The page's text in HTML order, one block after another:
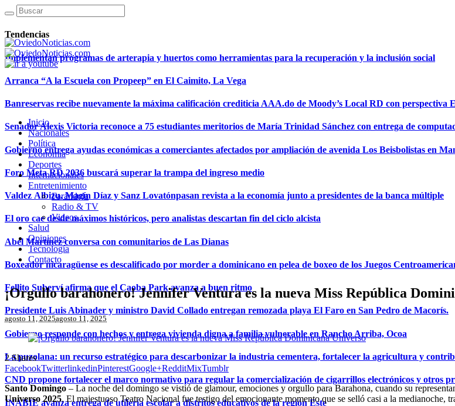
Tendencias
Implementan programas de arterapia y huertos como herramientas para la recuperación y la inclusión social
Arranca “A la Escuela con Propeep” en El Caimito, La Vega
Banreservas recibe nuevamente la máxima calificación crediticia AAA.do de Moody’s Local RD con perspectiva
Senador Alexis Victoria reconoce a 75 estudiantes meritorios de María Trinidad Sánchez con entrega de
Gobierno entrega ayudas económicas a comerciantes afectados por ampliación de avenida Los Beisbolistas en
Foro Meta RD 2036 buscará superar la trampa del ingreso medio
Valdez Albizu, Magín Díaz y Sanz Lovatónpasan revista a la economía junto a presidentes de la banca múltiple
El oro cae desde máximos históricos, pero analistas descartan fin del ciclo alcista
Abel Martínez conversa con comunitarios de Las Dianas
Boxeador nicaragüense es descalificado por morder a dominicano en pelea de boxeo de los Juegos
Fellito Suberví afirma que el Caoba Park avanza a buen ritmo
Presidente Luis Abinader y ministro David Collado entregan remozada playa El Faro en San Pedro de Macorís.
Gobierno responde con hechos y entrega vivienda digna a familia vulnerable en Rancho Arriba, Ocoa
La puzolana: un recurso estratégico para descarbonizar la industria cementera, fortalecer la agricultura y
CND propone fortalecer el marco normativo para regular la comercialización de cigarrillos electrónicos y otros
INABIE avanza entrega de utilería escolar a distritos educativos de la región Este
Inicio
Nacionales
Política
Economía
Deportes
Internacionales
Entretenimiento
Farándula
Radio & TV
Videos
Salud
Opiniones
Tecnología
Contacto
¡Orgullo barahonero! Jennifer Ventura es la nueva Miss República
agosto 11, 2025agosto 11, 2025
2Shares
FacebookTwitterlinkedinPinterestGoogle+RedditMixTumblr
Santo Domingo – La noche del domingo se vistió de glamour, emociones y orgullo para Barahona, cuando su
Universo 2025. El majestuoso Teatro Nacional fue testigo del emocionante momento que se selló casi a la medianoche,